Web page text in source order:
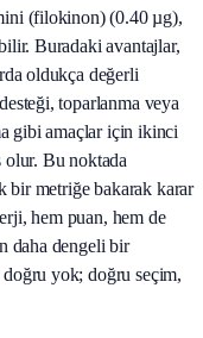
(filokinon) (0.40 µg),
Buradaki avantajlar,
oldukça değerli
toparlanma veya
gibi amaçlar için ikinci
olur. Bu noktada
bir metriğe bakarak karar
hem puan, hem de
daha dengeli bir
yok; doğru seçim,